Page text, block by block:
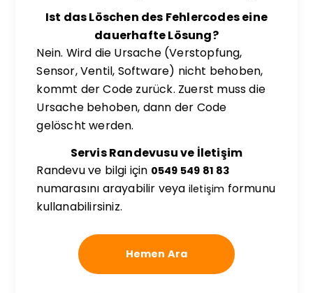
Ist das Löschen des Fehlercodes eine
dauerhafte Lösung?
Nein. Wird die Ursache (Verstopfung,
Sensor, Ventil, Software) nicht behoben,
kommt der Code zurück. Zuerst muss die
Ursache behoben, dann der Code
gelöscht werden.
Servis Randevusu ve İletişim
Randevu ve bilgi için 0549 549 81 83
numarasını arayabilir veya iletişim formunu
kullanabilirsiniz.
Hemen Ara